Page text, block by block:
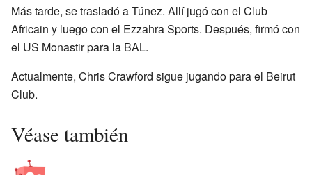
Más tarde, se trasladó a Túnez. Allí jugó con el Club
Africain y luego con el Ezzahra Sports. Después, firmó con
el US Monastir para la BAL.
Actualmente, Chris Crawford sigue jugando para el Beirut
Club.
Véase también